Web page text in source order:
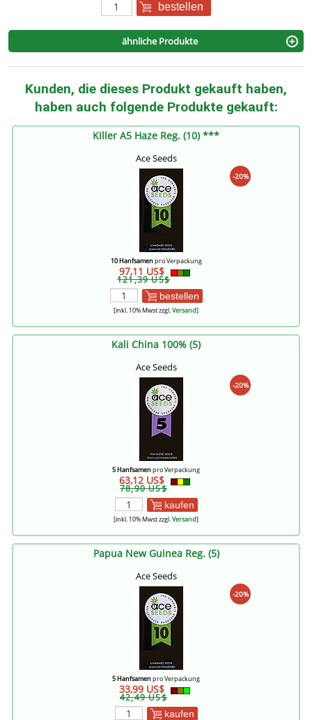
bestellen
ähnliche Produkte
Kunden, die dieses Produkt gekauft haben,
haben auch folgende Produkte gekauft:
Killer A5 Haze Reg. (10) ***
Ace Seeds
-20%
10 Hanfsamenpro Verpackung
97,11 US$
121,39 US$
bestellen
[inkl. 10% Mwst zzgl.Versand]
Kali China 100% (5)
Ace Seeds
-20%
5 Hanfsamenpro Verpackung
63,12 US$
78,90 US$
kaufen
[inkl. 10% Mwst zzgl.Versand]
Papua New Guinea Reg. (5)
Ace Seeds
-20%
5 Hanfsamenpro Verpackung
33,99 US$
42,49 US$
kaufen